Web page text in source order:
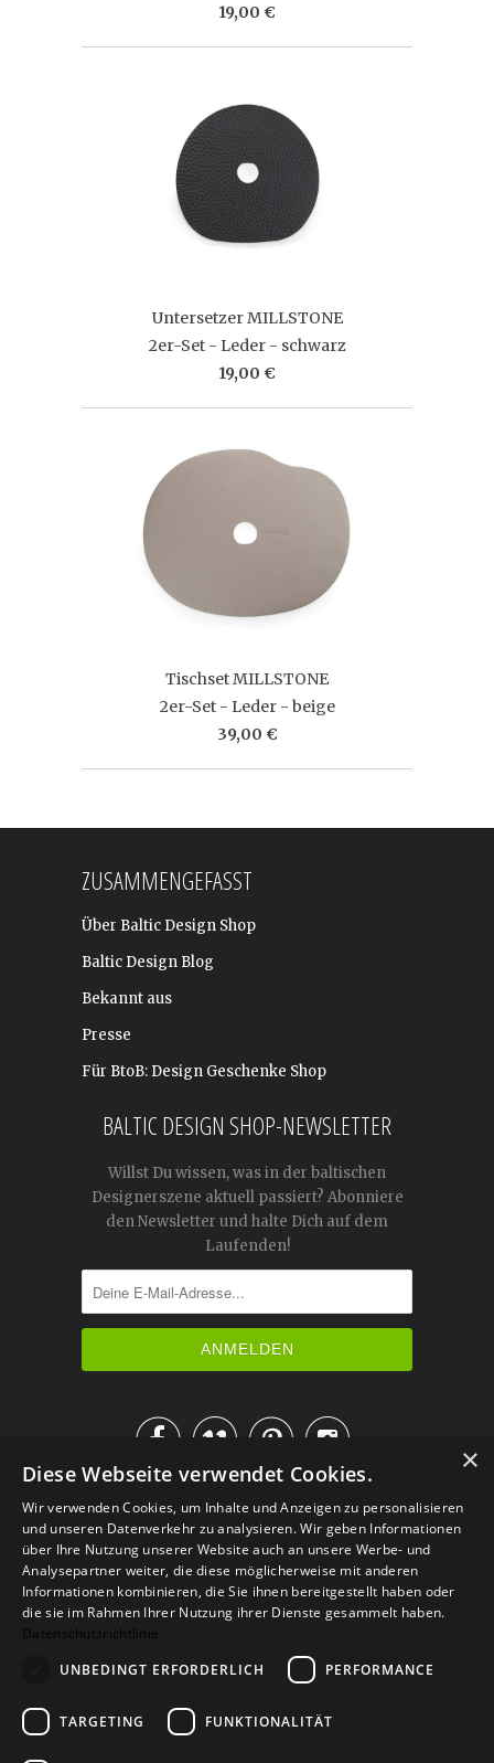
19,00 €
Untersetzer MILLSTONE
2er-Set - Leder - schwarz
19,00 €
Tischset MILLSTONE
2er-Set - Leder - beige
39,00 €
ZUSAMMENGEFASST
Über Baltic Design Shop
Baltic Design Blog
Bekannt aus
Presse
Für BtoB: Design Geschenke Shop
BALTIC DESIGN SHOP-NEWSLETTER
Willst Du wissen, was in der baltischen
Designerszene aktuell passiert? Abonniere
den Newsletter und halte Dich auf dem
Laufenden!

IM KATALOG BLÄTTERN
Versand Zahlarten
Retoure
×
Diese Webseite verwendet Cookies.
Wir verwenden Cookies, um Inhalte und Anzeigen zu personalisieren
und unseren Datenverkehr zu analysieren. Wir geben Informationen
über Ihre Nutzung unserer Website auch an unsere Werbe- und
Analysepartner weiter, die diese möglicherweise mit anderen
Informationen kombinieren, die Sie ihnen bereitgestellt haben oder
die sie im Rahmen Ihrer Nutzung ihrer Dienste gesammelt haben.
Datenschutzrichtlinie
UNBEDINGT ERFORDERLICH
PERFORMANCE
TARGETING FUNKTIONALITÄT